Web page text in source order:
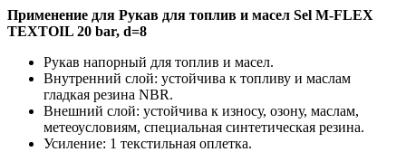
Применение для Рукав для топлив и масел Sel M-FLEX
TEXTOIL 20 bar, d=8
Рукав напорный для топлив и масел.
Внутренний слой: устойчива к топливу и маслам
гладкая резина NBR.
Внешний слой: устойчива к износу, озону, маслам,
метеоусловиям, специальная синтетическая резина.
Усиление: 1 текстильная оплетка.